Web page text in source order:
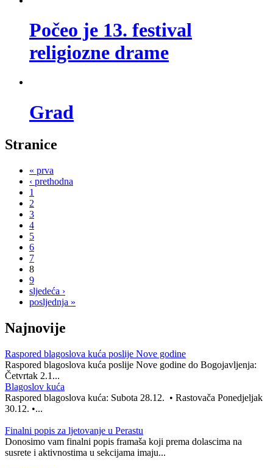
Počeo je 13. festival
religiozne drame
Grad
Stranice
« prva
‹ prethodna
1
2
3
4
5
6
7
8
9
sljedeća ›
posljednja »
Najnovije
Raspored blagoslova kuća poslije Nove godine
Raspored blagoslova kuća poslije Nove godine do Bogojavljenja:
Četvrtak 2.1...
Blagoslov kuća
Raspored blagoslova kuća: Subota 28.12. • Rastovača Ponedjeljak
30.12. •...
Finalni popis za ljetovanje u Perastu
Donosimo vam finalni popis framaša koji prema dolascima na
susrete i aktivnostima u sekcijama imaju...